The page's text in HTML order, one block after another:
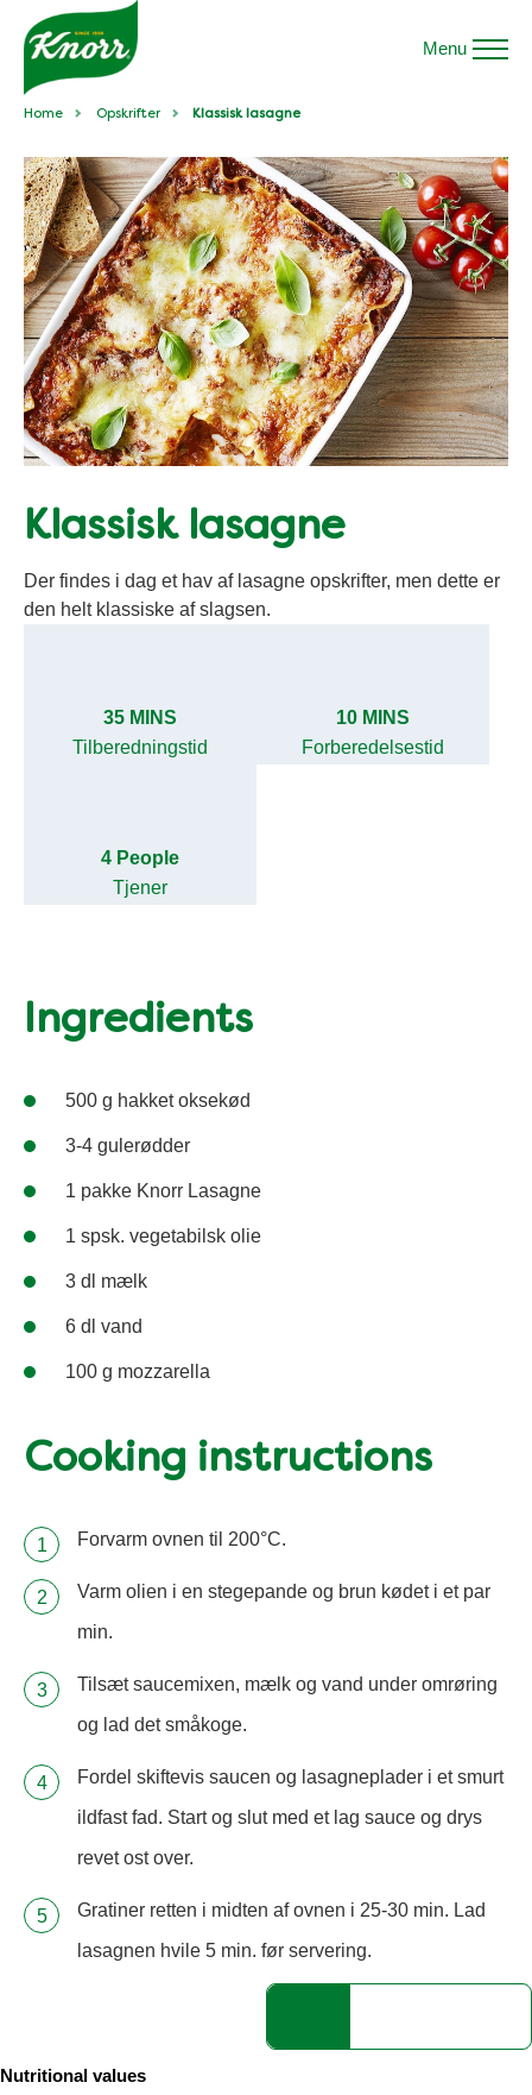
Menu
Home Opskrifter Klassisk lasagne
Klassisk lasagne
Der findes i dag et hav af lasagne opskrifter, men dette er
den helt klassiske af slagsen.
35 MINS
Tilberedningstid
10 MINS
Forberedelsestid
4 People
Tjener
Ingredients
500 g hakket oksekød
3-4 gulerødder
1 pakke Knorr Lasagne
1 spsk. vegetabilsk olie
3 dl mælk
6 dl vand
100 g mozzarella
Cooking instructions
Forvarm ovnen til 200°C.
Varm olien i en stegepande og brun kødet i et par
min.
Tilsæt saucemixen, mælk og vand under omrøring
og lad det småkoge.
Fordel skiftevis saucen og lasagneplader i et smurt
ildfast fad. Start og slut med et lag sauce og drys
revet ost over.
Gratiner retten i midten af ovnen i 25-30 min. Lad
lasagnen hvile 5 min. før servering.
Nutritional values